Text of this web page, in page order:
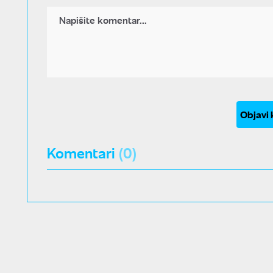
Objavi
Komentari (0)